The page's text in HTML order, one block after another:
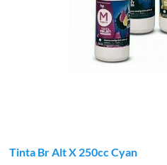
Tinta Br Alt X 250cc Cyan